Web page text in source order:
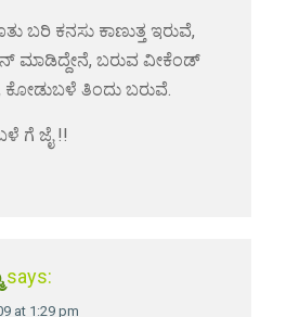
ಬರಿ ಕನಸು ಕಾಣುತ್ತ ಇರುವೆ,
ಮಾಡಿದ್ದೇನೆ, ಬರುವ ವೀಕೆಂಡ್
ತಿಂದು ಬರುವೆ.
ಗೆ ಜೈ !!
says:
at 1:29 pm